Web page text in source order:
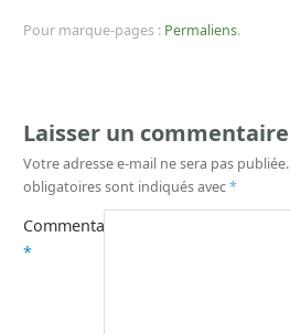
Pour marque-pages : Permaliens.
Laisser un commentaire
Votre adresse e-mail ne sera pas publiée.
obligatoires sont indiqués avec*
Commentaire
*